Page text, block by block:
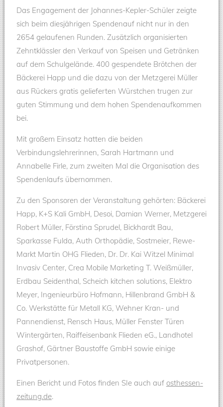
Das Engagement der Johannes-Kepler-Schüler zeigte
sich beim diesjährigen Spendenauf nicht nur in den
2654 gelaufenen Runden. Zusätzlich organisierten
Zehntklässler den Verkauf von Speisen und Getränken
auf dem Schulgelände. 400 gespendete Brötchen der
Bäckerei Happ und die dazu von der Metzgerei Müller
aus Rückers gratis gelieferten Würstchen trugen zur
guten Stimmung und dem hohen Spendenaufkommen
bei.
Mit großem Einsatz hatten die beiden
Verbindungslehrerinnen, Sarah Hartmann und
Annabelle Firle, zum zweiten Mal die Organisation des
Spendenlaufs übernommen.
Zu den Sponsoren der Veranstaltung gehörten: Bäckerei
Happ, K+S Kali GmbH, Desoi, Damian Werner, Metzgerei
Robert Müller, Förstina Sprudel, Bickhardt Bau,
Sparkasse Fulda, Auth Orthopädie, Sostmeier, Rewe-
Markt Martin OHG Flieden, Dr. Dr. Kai Witzel Minimal
Invasiv Center, Crea Mobile Marketing T. Weißmüller,
Erdbau Seidenthal, Scheich kitchen solutions, Elektro
Meyer, Ingenieurbüro Hofmann, Hillenbrand GmbH &
Co. Werkstätte für Metall KG, Wehner Kran- und
Pannendienst, Rensch Haus, Müller Fenster Türen
Wintergärten, Raiffeisenbank Flieden eG., Landhotel
Grashof, Gärtner Baustoffe GmbH sowie einige
Privatpersonen.
Einen Bericht und Fotos finden SIe auch auf osthessen-
zeitung.de.